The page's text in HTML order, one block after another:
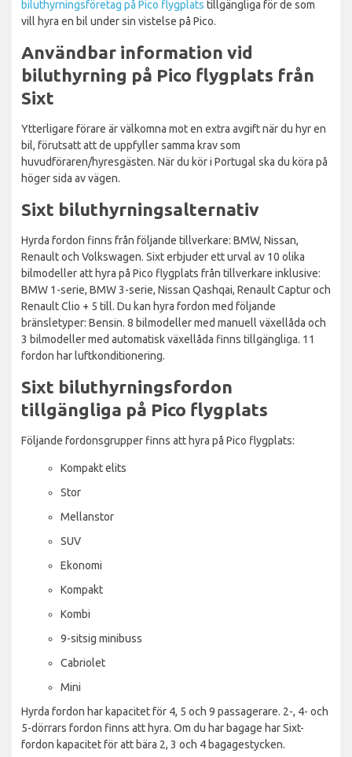
biluthyrningsföretag på Pico flygplats tillgängliga för de som
vill hyra en bil under sin vistelse på Pico.
Användbar information vid
biluthyrning på Pico flygplats från
Sixt
Ytterligare förare är välkomna mot en extra avgift när du hyr en
bil, förutsatt att de uppfyller samma krav som
huvudföraren/hyresgästen. När du kör i Portugal ska du köra på
höger sida av vägen.
Sixt biluthyrningsalternativ
Hyrda fordon finns från följande tillverkare: BMW, Nissan,
Renault och Volkswagen. Sixt erbjuder ett urval av 10 olika
bilmodeller att hyra på Pico flygplats från tillverkare inklusive:
BMW 1-serie, BMW 3-serie, Nissan Qashqai, Renault Captur och
Renault Clio + 5 till. Du kan hyra fordon med följande
bränsletyper: Bensin. 8 bilmodeller med manuell växellåda och
3 bilmodeller med automatisk växellåda finns tillgängliga. 11
fordon har luftkonditionering.
Sixt biluthyrningsfordon
tillgängliga på Pico flygplats
Följande fordonsgrupper finns att hyra på Pico flygplats:
Kompakt elits
Stor
Mellanstor
SUV
Ekonomi
Kompakt
Kombi
9-sitsig minibuss
Cabriolet
Mini
Hyrda fordon har kapacitet för 4, 5 och 9 passagerare. 2-, 4- och
5-dörrars fordon finns att hyra. Om du har bagage har Sixt-
fordon kapacitet för att bära 2, 3 och 4 bagagestycken.